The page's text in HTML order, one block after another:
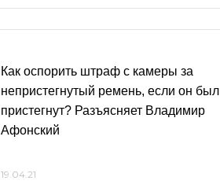
Как оспорить штраф с камеры за
непристегнутый ремень, если он был
пристегнут? Разъясняет Владимир
Афонский
19.04.21